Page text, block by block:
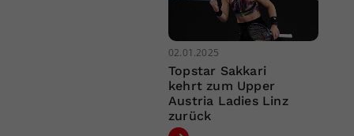
02.01.2025
Topstar Sakkari
kehrt zum Upper
Austria Ladies Linz
zurück